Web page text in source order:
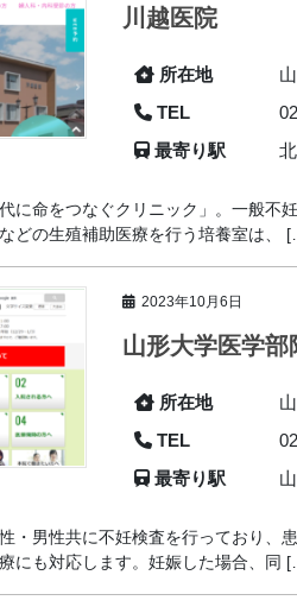
川越医院
所在地
TEL
最寄り駅
に命をつなぐクリニック」。一般
どの生殖補助医療を行う培養室は、
2023年10月6日
山形大学医学部
所在地
TEL
最寄り駅
・男性共に不妊検査を行っており
にも対応します。妊娠した場合、同